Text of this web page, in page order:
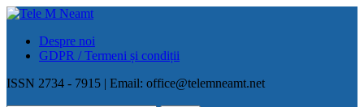
Despre noi
GDPR / Termeni și condiții
ISSN 2734 - 7915 | Email: office@telemneamt.net